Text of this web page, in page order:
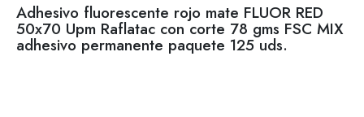
Adhesivo fluorescente rojo mate FLUOR RED
50x70 Upm Raflatac con corte 78 gms FSC MIX
adhesivo permanente paquete 125 uds.